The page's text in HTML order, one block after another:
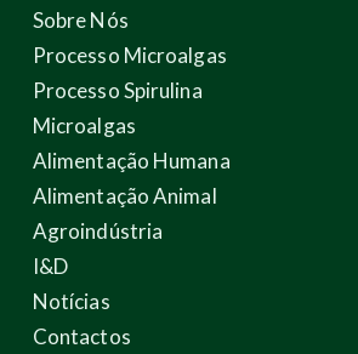
Sobre Nós
Processo Microalgas
Processo Spirulina
Microalgas
Alimentação Humana
Alimentação Animal
Agroindústria
I&D
Notícias
Contactos